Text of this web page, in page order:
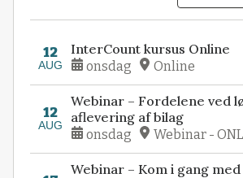
12
AUG
InterCount kursus Online
onsdag Online
12
AUG
Webinar – Fordelene ved
aflevering af bilag
onsdag Webinar -
Webinar – Kom i gang